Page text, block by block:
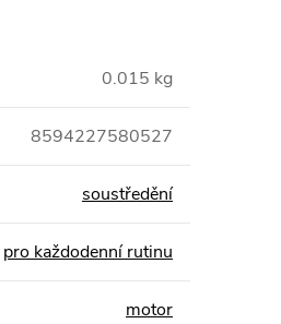
0.015 kg
8594227580527
soustředění
pro každodenní rutinu
motor